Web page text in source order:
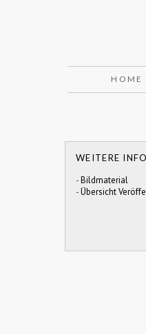
HOME
WEITERE
-Bildmaterial
-Übersicht